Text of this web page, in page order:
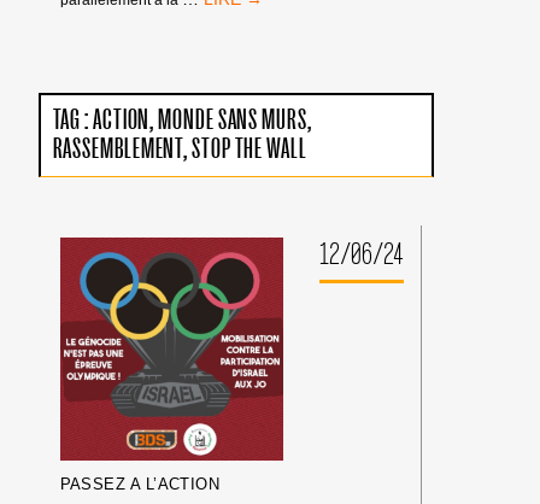
:
PAS
DE
TRIBUNE
DE
GUERRE
ISRAÉLIEN·NES
PRÉSUMÉ·ES
DANS
LES
MILIEUX
UNIVERSITAIRES
OU
CULTURELS
TAG :ACTION MONDE SANS MURS
RASSEMBLEMENT STOP THE WALL
12/06/24
PASSEZ A L’ACTION